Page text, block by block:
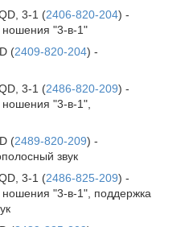
3-1 (2406-820-204) -
"3-в-1"
(2409-820-204) -
3-1 (2486-820-209) -
"3-в-1",
(2489-820-209) -
звук
3-1 (2486-825-209) -
"3-в-1", поддержка